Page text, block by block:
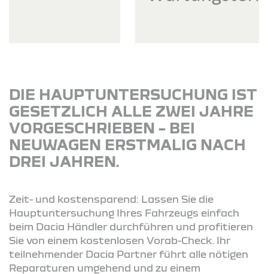
DIE HAUPTUNTERSUCHUNG IST
GESETZLICH ALLE ZWEI JAHRE
VORGESCHRIEBEN – BEI
NEUWAGEN ERSTMALIG NACH
DREI JAHREN.
Zeit- und kostensparend: Lassen Sie die
Hauptuntersuchung Ihres Fahrzeugs einfach
beim Dacia Händler durchführen und profitieren
Sie von einem kostenlosen Vorab-Check. Ihr
teilnehmender Dacia Partner führt alle nötigen
Reparaturen umgehend und zu einem